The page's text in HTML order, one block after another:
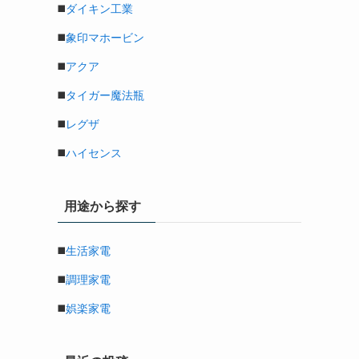
◼️ダイキン工業
◼️象印マホービン
◼️アクア
◼️タイガー魔法瓶
◼️レグザ
◼️ハイセンス
用途から探す
◼️生活家電
◼️調理家電
◼️娯楽家電